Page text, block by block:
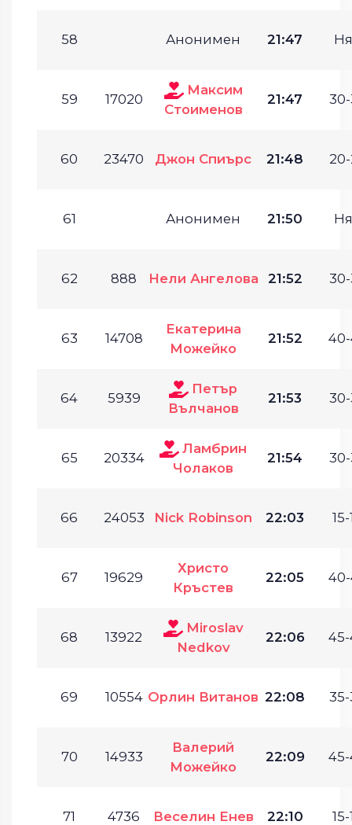
58 Анонимен 21:47
59 17020
Максим
Стоименов
21:47 30-
60 23470 Джон Спиърс 21:48 20-
61 Анонимен 21:50
62 888 Нели Ангелова 21:52 30-
63 14708
Екатерина
Можейко
21:52 40-
64 5939
Петър
Вълчанов
21:53 30-
65 20334
Ламбрин
Чолаков
21:54 30-
66 24053 Nick Robinson 22:03 15-
67 19629
Христо
Кръстев
22:05 40-
68 13922
Miroslav
Nedkov
22:06 45-
69 10554 Орлин Витанов 22:08 35-
70 14933
Валерий
Можейко
22:09 45-
71 4736 Веселин Енев 22:10 15-